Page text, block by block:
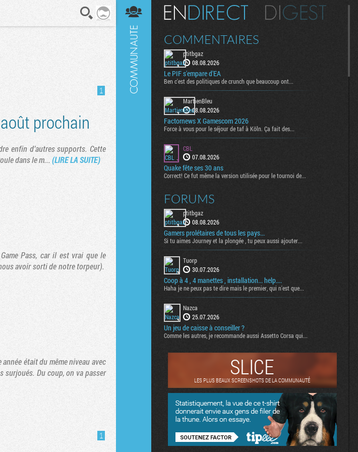
1
prochain
enfin d’autres supports. Cette
dans le m... (LIRE LA SUITE)
Pass, car il est vrai que le
avoir sorti de notre torpeur).
était du même niveau avec
surjoués. Du coup, on va passer
1
Digest
COMMENTAIRES
ptitbgaz
08.08.2026
Le PIF s'empare d'EA
Ben c'est des politiques de crunch que beaucoup ont...
MartienBleu
08.08.2026
Factornews X Gamescom 2026
Force à vous pour le séjour de taf à Köln. Ça fait des...
CBL
07.08.2026
Quake fête ses 30 ans
Correct! Ce fut même la version utilisée pour le tournoi de...
FORUMS
ptitbgaz
08.08.2026
Gamers prolétaires de tous les pays...
Si tu aimes Journey et la plongée , tu peux aussi ajouter...
Tuorp
30.07.2026
Coop à 4 , 4 manettes , installation... help....
Haha je ne peux pas te dire mais le premier, qui n'est que...
Nazca
25.07.2026
Un jeu de caisse à conseiller ?
Comme les autres, je recommande aussi Assetto Corsa qui...
SLICE
LES PLUS BEAUX SCREENSHOTS DE LA COMMUNAUTÉ